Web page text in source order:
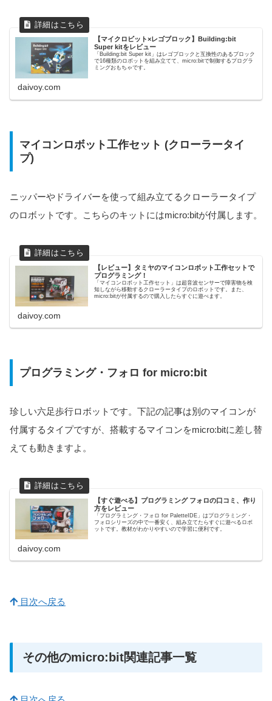
【マイクロビット×レゴブロック】Building:bit
Super kitをレビュー
「Building:bit Super kit」はレゴブロックと互換性のあるブロック
で16種類のロボットを組み立てて、micro:bitで制御するプログラ
ミングおもちゃです。
daivoy.com
マイコンロボット工作セット (クローラータイ
プ)
ニッパーやドライバーを使って組み立てるクローラータイプ
のロボットです。こちらのキットにはmicro:bitが付属します。
【レビュー】タミヤのマイコンロボット工作セットで
プログラミング！
「マイコンロボット工作セット」は超音波センサーで障害物を検
知しながら移動するクローラータイプのロボットです。また、
micro:bitが付属するので購入したらすぐに遊べます。
daivoy.com
プログラミング・フォロ for micro:bit
珍しい六足歩行ロボットです。下記の記事は別のマイコンが
付属するタイプですが、搭載するマイコンをmicro:bitに差し替
えても動きますよ。
【すぐ遊べる】プログラミング フォロの口コミ、作り
方をレビュー
「プログラミング・フォロ for PaletteIDE」はプログラミング・
フォロシリーズの中で一番安く、組み立てたらすぐに遊べるロボ
ットです。教材がわかりやすいので学習に便利です。
daivoy.com
目次へ戻る
その他のmicro:bit関連記事一覧